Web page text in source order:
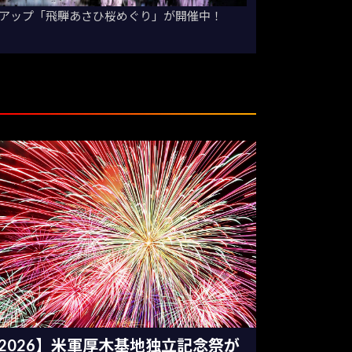
ップ「飛騨あさひ桜めぐり」が開催中！
】米軍厚木基地独立記念祭が